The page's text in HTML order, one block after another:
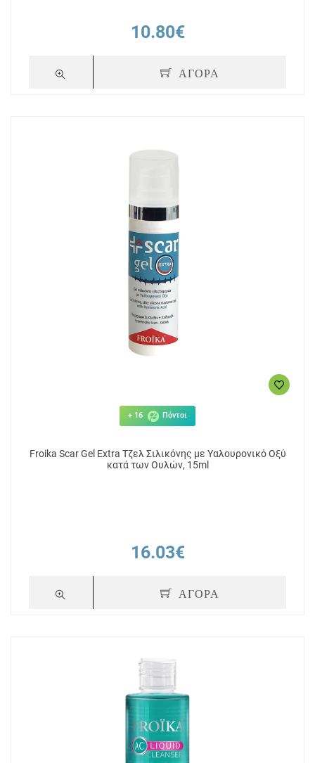
10.80€
ΑΓΟΡΑ
+ 16 Πόντοι
Froika Scar Gel Extra Τζελ Σιλικόνης με Υαλουρονικό Οξύ
κατά των Ουλών, 15ml
16.03€
ΑΓΟΡΑ